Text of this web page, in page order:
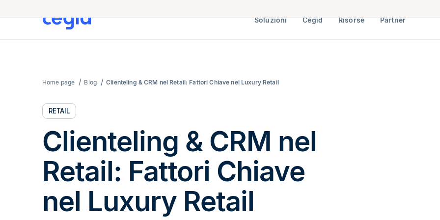
Soluzioni Cegid Risorse Partner
Home page Blog Clienteling & CRM nel Retail: Fattori Chiave nel Luxury Retail
RETAIL
Clienteling & CRM nel
Retail: Fattori Chiave
nel Luxury Retail